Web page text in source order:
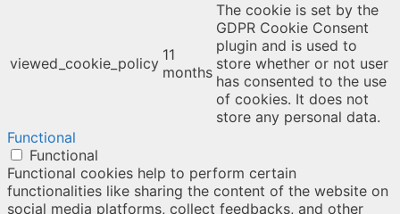
viewed_cookie_policy 11
months
The cookie is set by the
GDPR Cookie Consent
plugin and is used to
store whether or not user
has consented to the use
of cookies. It does not
store any personal data.
Functional
Functional
Functional cookies help to perform certain
functionalities like sharing the content of the website on
social media platforms, collect feedbacks, and other